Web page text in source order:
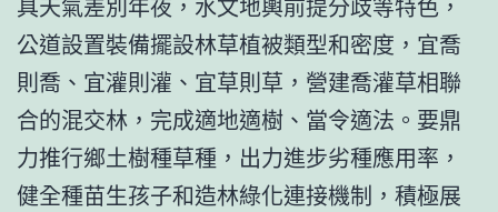
公道設置裝備擺設林草植被類型和密度，宜喬
則喬、宜灌則灌、宜草則草，營建喬灌草相聯
合的混交林，完成適地適樹、當令適法。要鼎
力推行鄉土樹種草種，出力進步劣種應用率，
健全種苗生孩子和造林綠化連接機制，積極展